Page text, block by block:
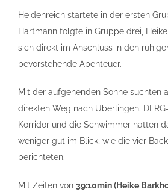
Heidenreich startete in der ersten
Hartmann folgte in Gruppe drei,
sich direkt im Anschluss in den
bevorstehende Abenteuer.
Mit der aufgehenden Sonne suchten
direkten Weg nach Überlingen.
Korridor und die Schwimmer hatten
weniger gut im Blick, wie die vier
berichteten.
Mit Zeiten von 39:10min (Heike